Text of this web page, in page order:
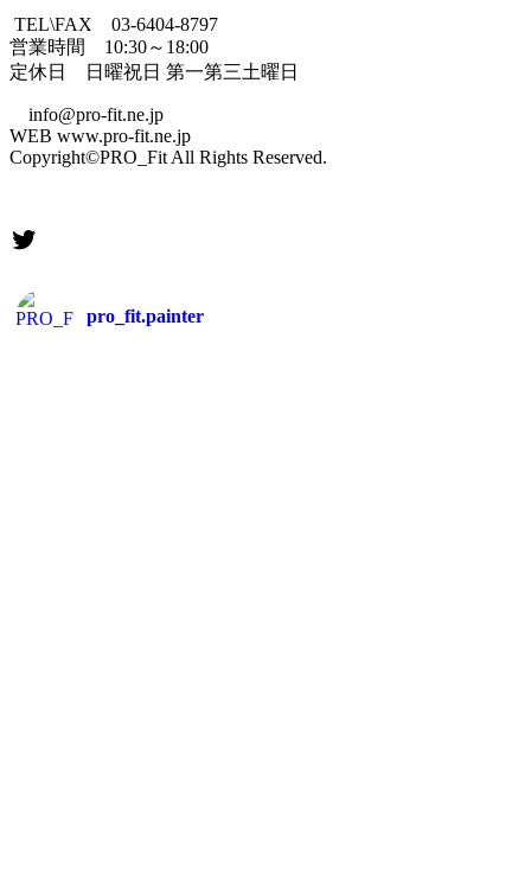
TEL\FAX 03-6404-8797
営業時間 10:30～18:00
定休日 日曜祝日 第一第三土曜日
info@pro-fit.ne.jp
WEB www.pro-fit.ne.jp
Copyright©PRO_Fit All Rights Reserved.
Twitter
pro_fit.painter